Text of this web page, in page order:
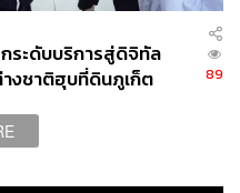
WEALTH
รษฐกิจ ธุรกิจ และการลงทุน โดย
ระดับบริการสู่ดิจิทัล
งชาติฮุบที่ดินภูเก็ต
89